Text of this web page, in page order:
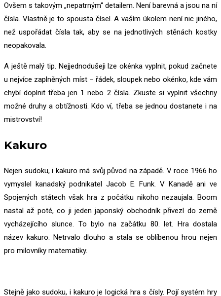
Ovšem s takovým „nepatrným“ detailem. Není barevná a jsou na ní
čísla. Vlastně je to spousta čísel. A vaším úkolem není nic jiného,
než uspořádat čísla tak, aby se na jednotlivých stěnách kostky
neopakovala.
A ještě malý tip. Nejjednodušeji lze okénka vyplnit, pokud začnete
u nejvíce zaplněných míst – řádek, sloupek nebo okénko, kde vám
chybí doplnit třeba jen 1 nebo 2 čísla. Zkuste si vyplnit všechny
možné druhy a obtížnosti. Kdo ví, třeba se jednou dostanete i na
mistrovství!
Kakuro
Nejen sudoku, i kakuro má svůj původ na západě. V roce 1966 ho
vymyslel kanadský podnikatel Jacob E. Funk. V Kanadě ani ve
Spojených státech však hra z počátku nikoho nezaujala. Boom
nastal až poté, co ji jeden japonský obchodník přivezl do země
vycházejícího slunce. To bylo na začátku 80. let. Hra dostala
název kakuro. Netrvalo dlouho a stala se oblíbenou hrou nejen
pro milovníky matematiky.
Stejně jako sudoku, i kakuro je logická hra s čísly. Pojí systém hry